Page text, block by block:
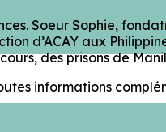
Soeur Sophie,
d’ACAY aux
des prisons de
informations